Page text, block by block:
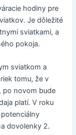
hodiny pre
Je dôležité
sviatkami, a
pokoja.
sviatkom a
tomu, že v
po novom bude
platí. V roku
dovolenky 2.